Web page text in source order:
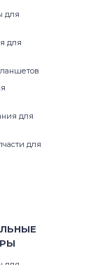
для
для
для
для